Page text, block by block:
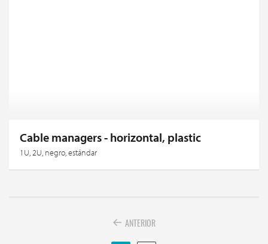
Cable managers - horizontal, plastic
1U, 2U, negro, estándar
ANTERIOR